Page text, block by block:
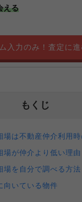
える
入力のみ！査定に進
もくじ
場は不動産仲介利用
場が仲介より低い理由
場を自分で調べる方法
向いている物件